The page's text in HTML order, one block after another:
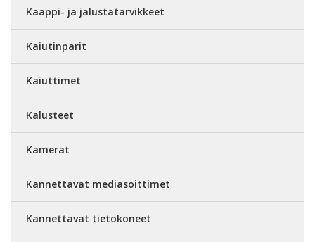
Kaappi- ja jalustatarvikkeet
Kaiutinparit
Kaiuttimet
Kalusteet
Kamerat
Kannettavat mediasoittimet
Kannettavat tietokoneet